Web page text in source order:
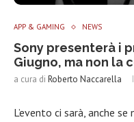
APP & GAMING NEWS
Sony presenterà i
Giugno, ma non la
a cura di Roberto Naccarella
L’evento ci sarà, anche